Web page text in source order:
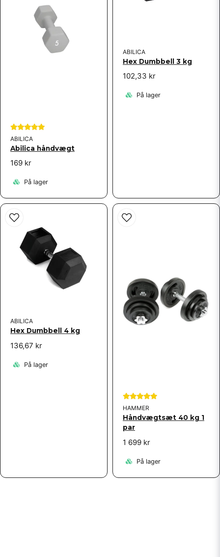
ABILICA
Abilica håndvægt
169 kr
På lager
ABILICA
Hex Dumbbell 3 kg
102,33 kr
På lager
ABILICA
Hex Dumbbell 4 kg
136,67 kr
På lager
HAMMER
Håndvægtsæt 40 ​​kg 1
par
1 699 kr
På lager